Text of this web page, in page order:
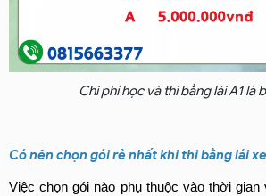
Chi phí học và thi bằng lái A1 là
Có nên chọn gói rẻ nhất khi thi bằng lái
Việc chọn gói nào phụ thuộc vào thời